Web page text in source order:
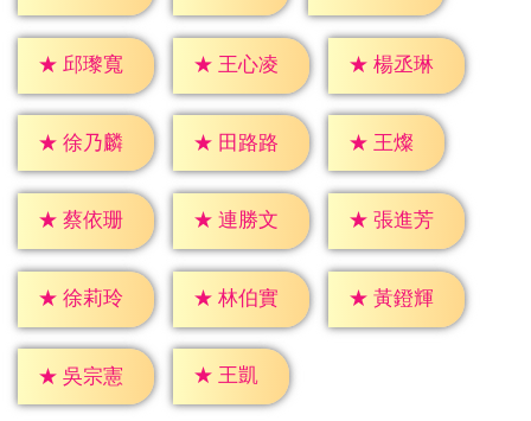
★ 邱瓈寬 ★ 王心凌 ★ 楊丞琳
★ 徐乃麟 ★ 田路路 ★ 王燦
★ 蔡依珊 ★ 連勝文 ★ 張進芳
★ 徐莉玲 ★ 林伯實 ★ 黃鐙輝
★ 吳宗憲 ★ 王凱